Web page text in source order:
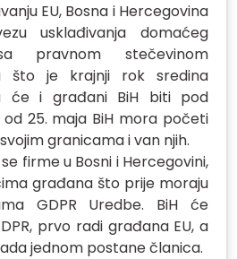
EU, Bosna i Hercegovina
usklađivanja domaćeg
pravnom stečevinom
što je krajnji rok sredina
će i građani BiH biti pod
25. maja BiH mora početi
granicama i van njih.
firme u Bosni i Hercegovini,
građana što prije moraju
GDPR Uredbe. BiH će
prvo radi građana EU, a
jednom postane članica.